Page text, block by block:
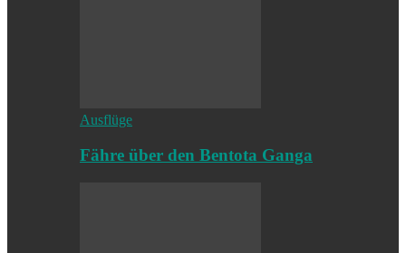
Ausflüge
Fähre über den Bentota Ganga